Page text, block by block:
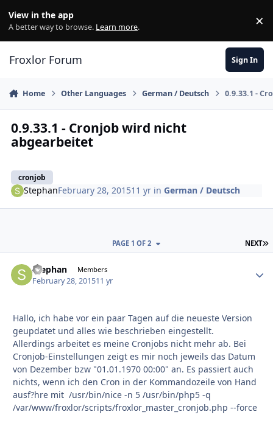
View in the app
A better way to browse. Learn more. ×
Froxlor Forum Sign In
Home Other Languages German / Deutsch 0.9.33.1 -
0.9.33.1 - Cronjob wird nicht
abgearbeitet
cronjob
StephanFebruary 28, 201511 yr inGerman / Deutsch
NEXT
PAGE 1 OF 2
Stephan Members
February 28, 201511 yr
Hallo, ich habe vor ein paar Tagen auf die neueste Version
geupdatet und alles wie beschrieben eingestellt.
Allerdings arbeitet es meine Cronjobs nicht mehr ab. Bei
Cronjob-Einstellungen zeigt es mir noch jeweils das Datum
von Dezember bzw "01.01.1970 00:00" an. Es passiert auch
nichts, wenn ich den Cron in der Kommandozeile von Hand
ausf?hre mit /usr/bin/nice -n 5 /usr/bin/php5 -q
/var/www/froxlor/scripts/froxlor_master_cronjob.php --force